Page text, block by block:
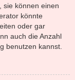
sie können einen
könnte
oder gar
auch die Anzahl
benutzen kannst.